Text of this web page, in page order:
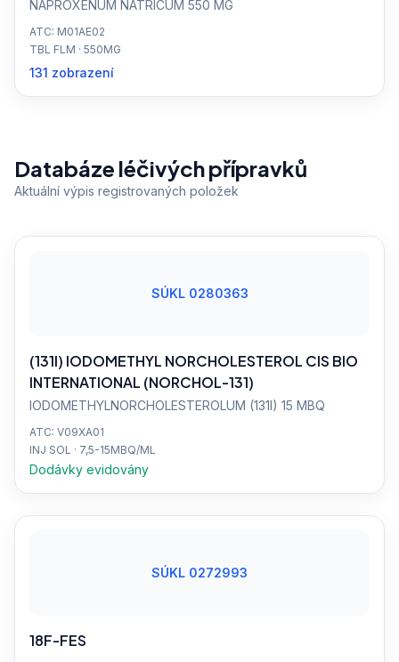
NAPROXENUM NATRICUM 550 MG
ATC: M01AE02
TBL FLM · 550MG
131 zobrazení
Databáze léčivých přípravků
Aktuální výpis registrovaných položek
SÚKL 0280363
(131I) IODOMETHYL NORCHOLESTEROL CIS BIO
INTERNATIONAL (NORCHOL-131)
IODOMETHYLNORCHOLESTEROLUM (131I) 15 MBQ
ATC: V09XA01
INJ SOL · 7,5-15MBQ/ML
Dodávky evidovány
SÚKL 0272993
18F-FES